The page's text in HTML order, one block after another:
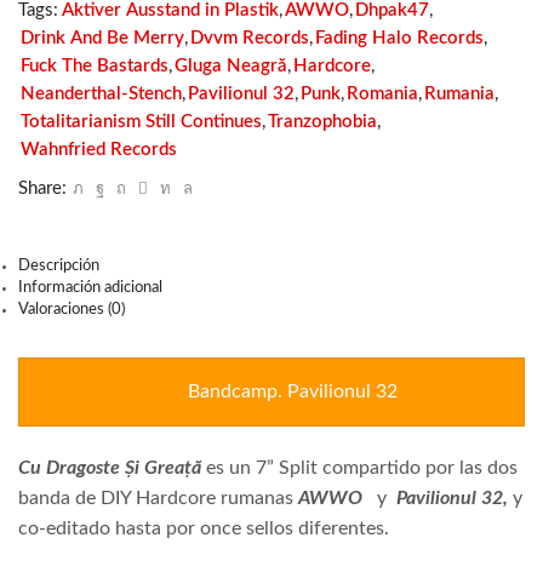
cantidad
Tags: Aktiver Ausstand in Plastik,AWWO, Dhpak47,
Drink And Be Merry, Dvvm Records, Fading Halo Records,
Fuck The Bastards,Gluga Neagră, Hardcore,
Neanderthal-Stench, Pavilionul 32, Punk, Romania, Rumania,
Totalitarianism Still Continues,Tranzophobia,
Wahnfried Records
Share:
Descripción
Información adicional
Valoraciones (0)
Bandcamp. Pavilionul 32
Cu Dragoste Și Greață es un 7” Split compartido por las dos
banda de DIY Hardcore rumanasAWWO y Pavilionul 32, y
co-editado hasta por once sellos diferentes.